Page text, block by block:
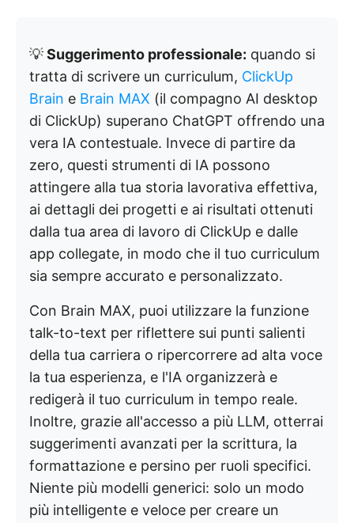
💡Suggerimento professionale: quando si
tratta di scrivere un curriculum, ClickUp
Brain e Brain MAX (il compagno AI desktop
di ClickUp) superano ChatGPT offrendo una
vera IA contestuale. Invece di partire da
zero, questi strumenti di IA possono
attingere alla tua storia lavorativa effettiva,
ai dettagli dei progetti e ai risultati ottenuti
dalla tua area di lavoro di ClickUp e dalle
app collegate, in modo che il tuo curriculum
sia sempre accurato e personalizzato.
Con Brain MAX, puoi utilizzare la funzione
talk-to-text per riflettere sui punti salienti
della tua carriera o ripercorrere ad alta voce
la tua esperienza, e l'IA organizzerà e
redigerà il tuo curriculum in tempo reale.
Inoltre, grazie all'accesso a più LLM, otterrai
suggerimenti avanzati per la scrittura, la
formattazione e persino per ruoli specifici.
Niente più modelli generici: solo un modo
più intelligente e veloce per creare un